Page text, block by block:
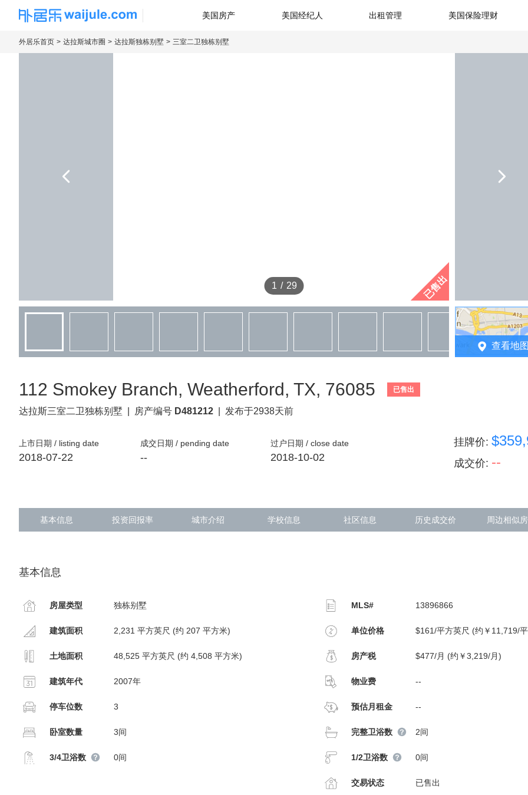
海外房产信息平台
美国房产 美国经纪人 出租管理 美国保险理财
外居乐首页 达拉斯城市圈 达拉斯独栋别墅 三室二卫独栋别墅
1 / 29 已售出
查看地
112 Smokey Branch, Weatherford, TX, 76085 已售出
达拉斯三室二卫独栋别墅 房产编号 D481212 发布于2938天前
上市日期 / listing date
2018-07-22
成交日期 / pending date
--
过户日期 / close date
2018-10-02
挂牌价:
成交价: --
基本信息 投资回报率 城市介绍 学校信息 社区信息 历史成交价 周边相似
基本信息
房屋类型 独栋别墅
建筑面积 2,231 平方英尺 (约 207 平方米)
土地面积 48,525 平方英尺 (约 4,508 平方米)
建筑年代 2007年
停车位数 3
卧室数量 3间
3/4卫浴数 0间
MLS# 13896866
单位价格 $161/平方英尺 (约￥11,719/
房产税 $477/月 (约￥3,219/月)
物业费 --
预估月租金 --
完整卫浴数 2间
1/2卫浴数 0间
交易状态 已售出